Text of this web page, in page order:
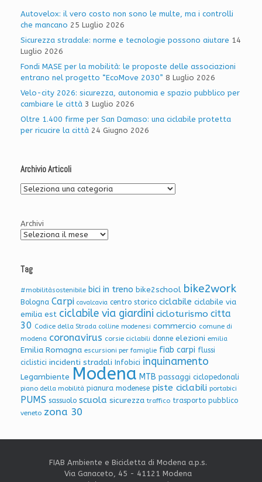
Autovelox: il vero costo non sono le multe, ma i controlli
che mancano 25 Luglio 2026
Sicurezza stradale: norme e tecnologie possono aiutare 14
Luglio 2026
Fondi MASE per la mobilità: le proposte delle associazioni
entrano nel progetto “EcoMove 2030” 8 Luglio 2026
Velo-city 2026: sicurezza, autonomia e spazio pubblico per
cambiare le città 3 Luglio 2026
Oltre 1.400 firme per San Damaso: una ciclabile protetta
per ricucire la città 24 Giugno 2026
Archivio Articoli
Archivio
Archivi
Tag
#mobilitàsostenibile bici in treno bike2school bike2work
Bologna Carpi cavalcavia centro storico ciclabile ciclabile via
emilia est ciclabile via giardini cicloturismo citta
30 Codice della Strada colline modenesi commercio comune di
modena coronavirus corsie ciclabili donne elezioni emilia
Emilia Romagna escursioni per famiglie fiab carpi flussi
ciclistici incidenti stradali Infobici inquinamento
Legambiente Modena MTB passaggi ciclopedonali
piano della mobilità pianura modenese piste ciclabili portabici
PUMS sassuolo scuola sicurezza traffico trasporto pubblico
veneto zona 30
FIAB Ambiente e Bicicletta di Modena a.p.s.
Via Ganaceto, 45 - 41121 Modena